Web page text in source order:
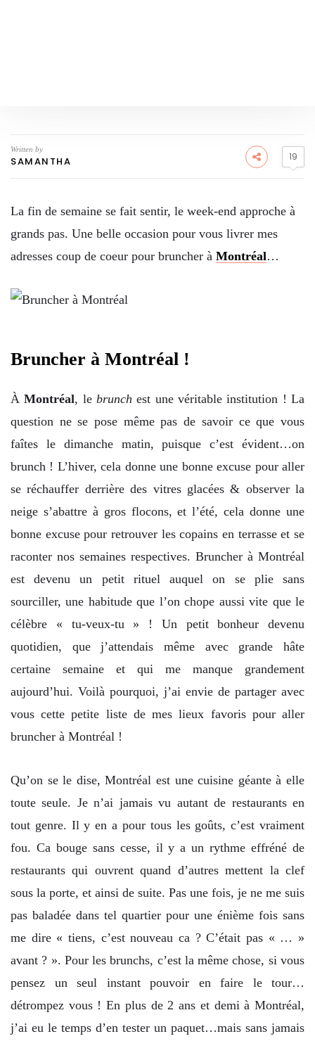
Written by
SAMANTHA 19
La fin de semaine se fait sentir, le week-end approche à
grands pas. Une belle occasion pour vous livrer mes
adresses coup de coeur pour bruncher à Montréal…
Bruncher à Montréal !
ÀMontréal, lebrunch est une véritable institution ! La
question ne se pose même pas de savoir ce que vous
faîtes le dimanche matin, puisque c’est évident…on
brunch ! L’hiver, cela donne une bonne excuse pour aller
se réchauffer derrière des vitres glacées & observer la
neige s’abattre à gros flocons, et l’été, cela donne une
bonne excuse pour retrouver les copains en terrasse et se
raconter nos semaines respectives. Bruncher à Montréal
est devenu un petit rituel auquel on se plie sans
sourciller, une habitude que l’on chope aussi vite que le
célèbre « tu-veux-tu » ! Un petit bonheur devenu
quotidien, que j’attendais même avec grande hâte
certaine semaine et qui me manque grandement
aujourd’hui. Voilà pourquoi, j’ai envie de partager avec
vous cette petite liste de mes lieux favoris pour aller
bruncher à Montréal !
Qu’on se le dise, Montréal est une cuisine géante à elle
toute seule. Je n’ai jamais vu autant de restaurants en
tout genre. Il y en a pour tous les goûts, c’est vraiment
fou. Ca bouge sans cesse, il y a un rythme effréné de
restaurants qui ouvrent quand d’autres mettent la clef
sous la porte, et ainsi de suite. Pas une fois, je ne me suis
pas baladée dans tel quartier pour une énième fois sans
me dire « tiens, c’est nouveau ca ? C’était pas « … »
avant ? ». Pour les brunchs, c’est la même chose, si vous
pensez un seul instant pouvoir en faire le tour…
détrompez vous ! En plus de 2 ans et demi à Montréal,
j’ai eu le temps d’en tester un paquet…mais sans jamais